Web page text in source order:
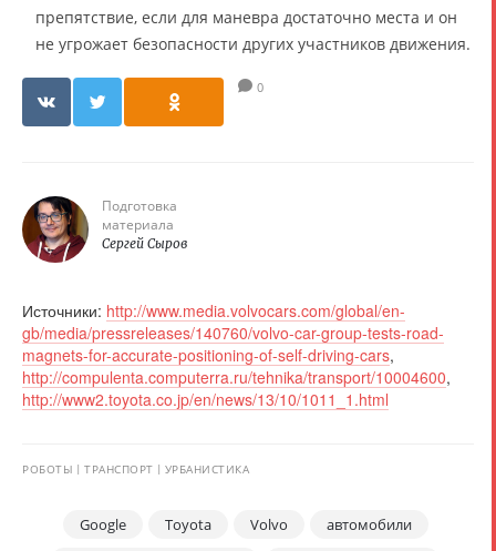
препятствие, если для маневра достаточно места и он
не угрожает безопасности других участников движения.
0
Подготовка
материала
Сергей Сыров
Источники: http://www.media.volvocars.com/global/en-
gb/media/pressreleases/140760/volvo-car-group-tests-road-
magnets-for-accurate-positioning-of-self-driving-cars,
http://compulenta.computerra.ru/tehnika/transport/10004600,
http://www2.toyota.co.jp/en/news/13/10/1011_1.html
РОБОТЫ ТРАНСПОРТ УРБАНИСТИКА
Google Toyota Volvo
автомобили